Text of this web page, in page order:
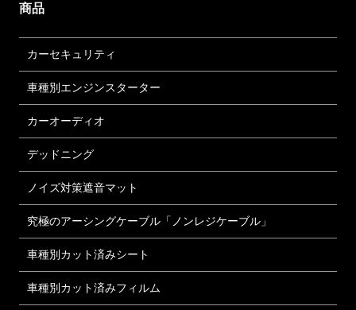
商品
カーセキュリティ
車種別エンジンスターター
カーオーディオ
デッドニング
ノイズ対策遮音マット
究極のアーシングケーブル「ノンレジケーブル」
車種別カット済みシート
車種別カット済みフィルム